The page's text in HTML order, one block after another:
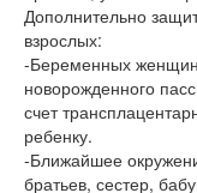
Дополнительно
взрослых:
-Беременных женщин
новорожденного
счет
ребенку.
-Ближайшее
братьев, сестер,